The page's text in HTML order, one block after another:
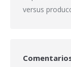
versus